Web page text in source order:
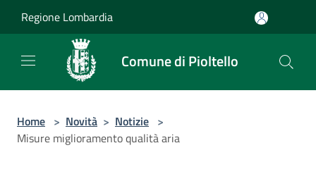
Regione Lombardia
Comune di Pioltello
Home > Novità > Notizie >
Misure miglioramento qualità aria